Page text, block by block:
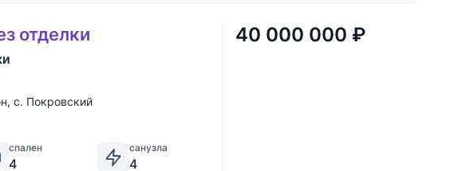
отделки
, с. Покровский
спален
4
санузла
4
40 000 000 ₽